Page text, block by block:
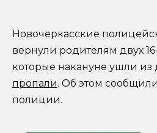
Новочеркасские
вернули родителям двух
которые накануне ушли из
пропали. Об этом
полиции.